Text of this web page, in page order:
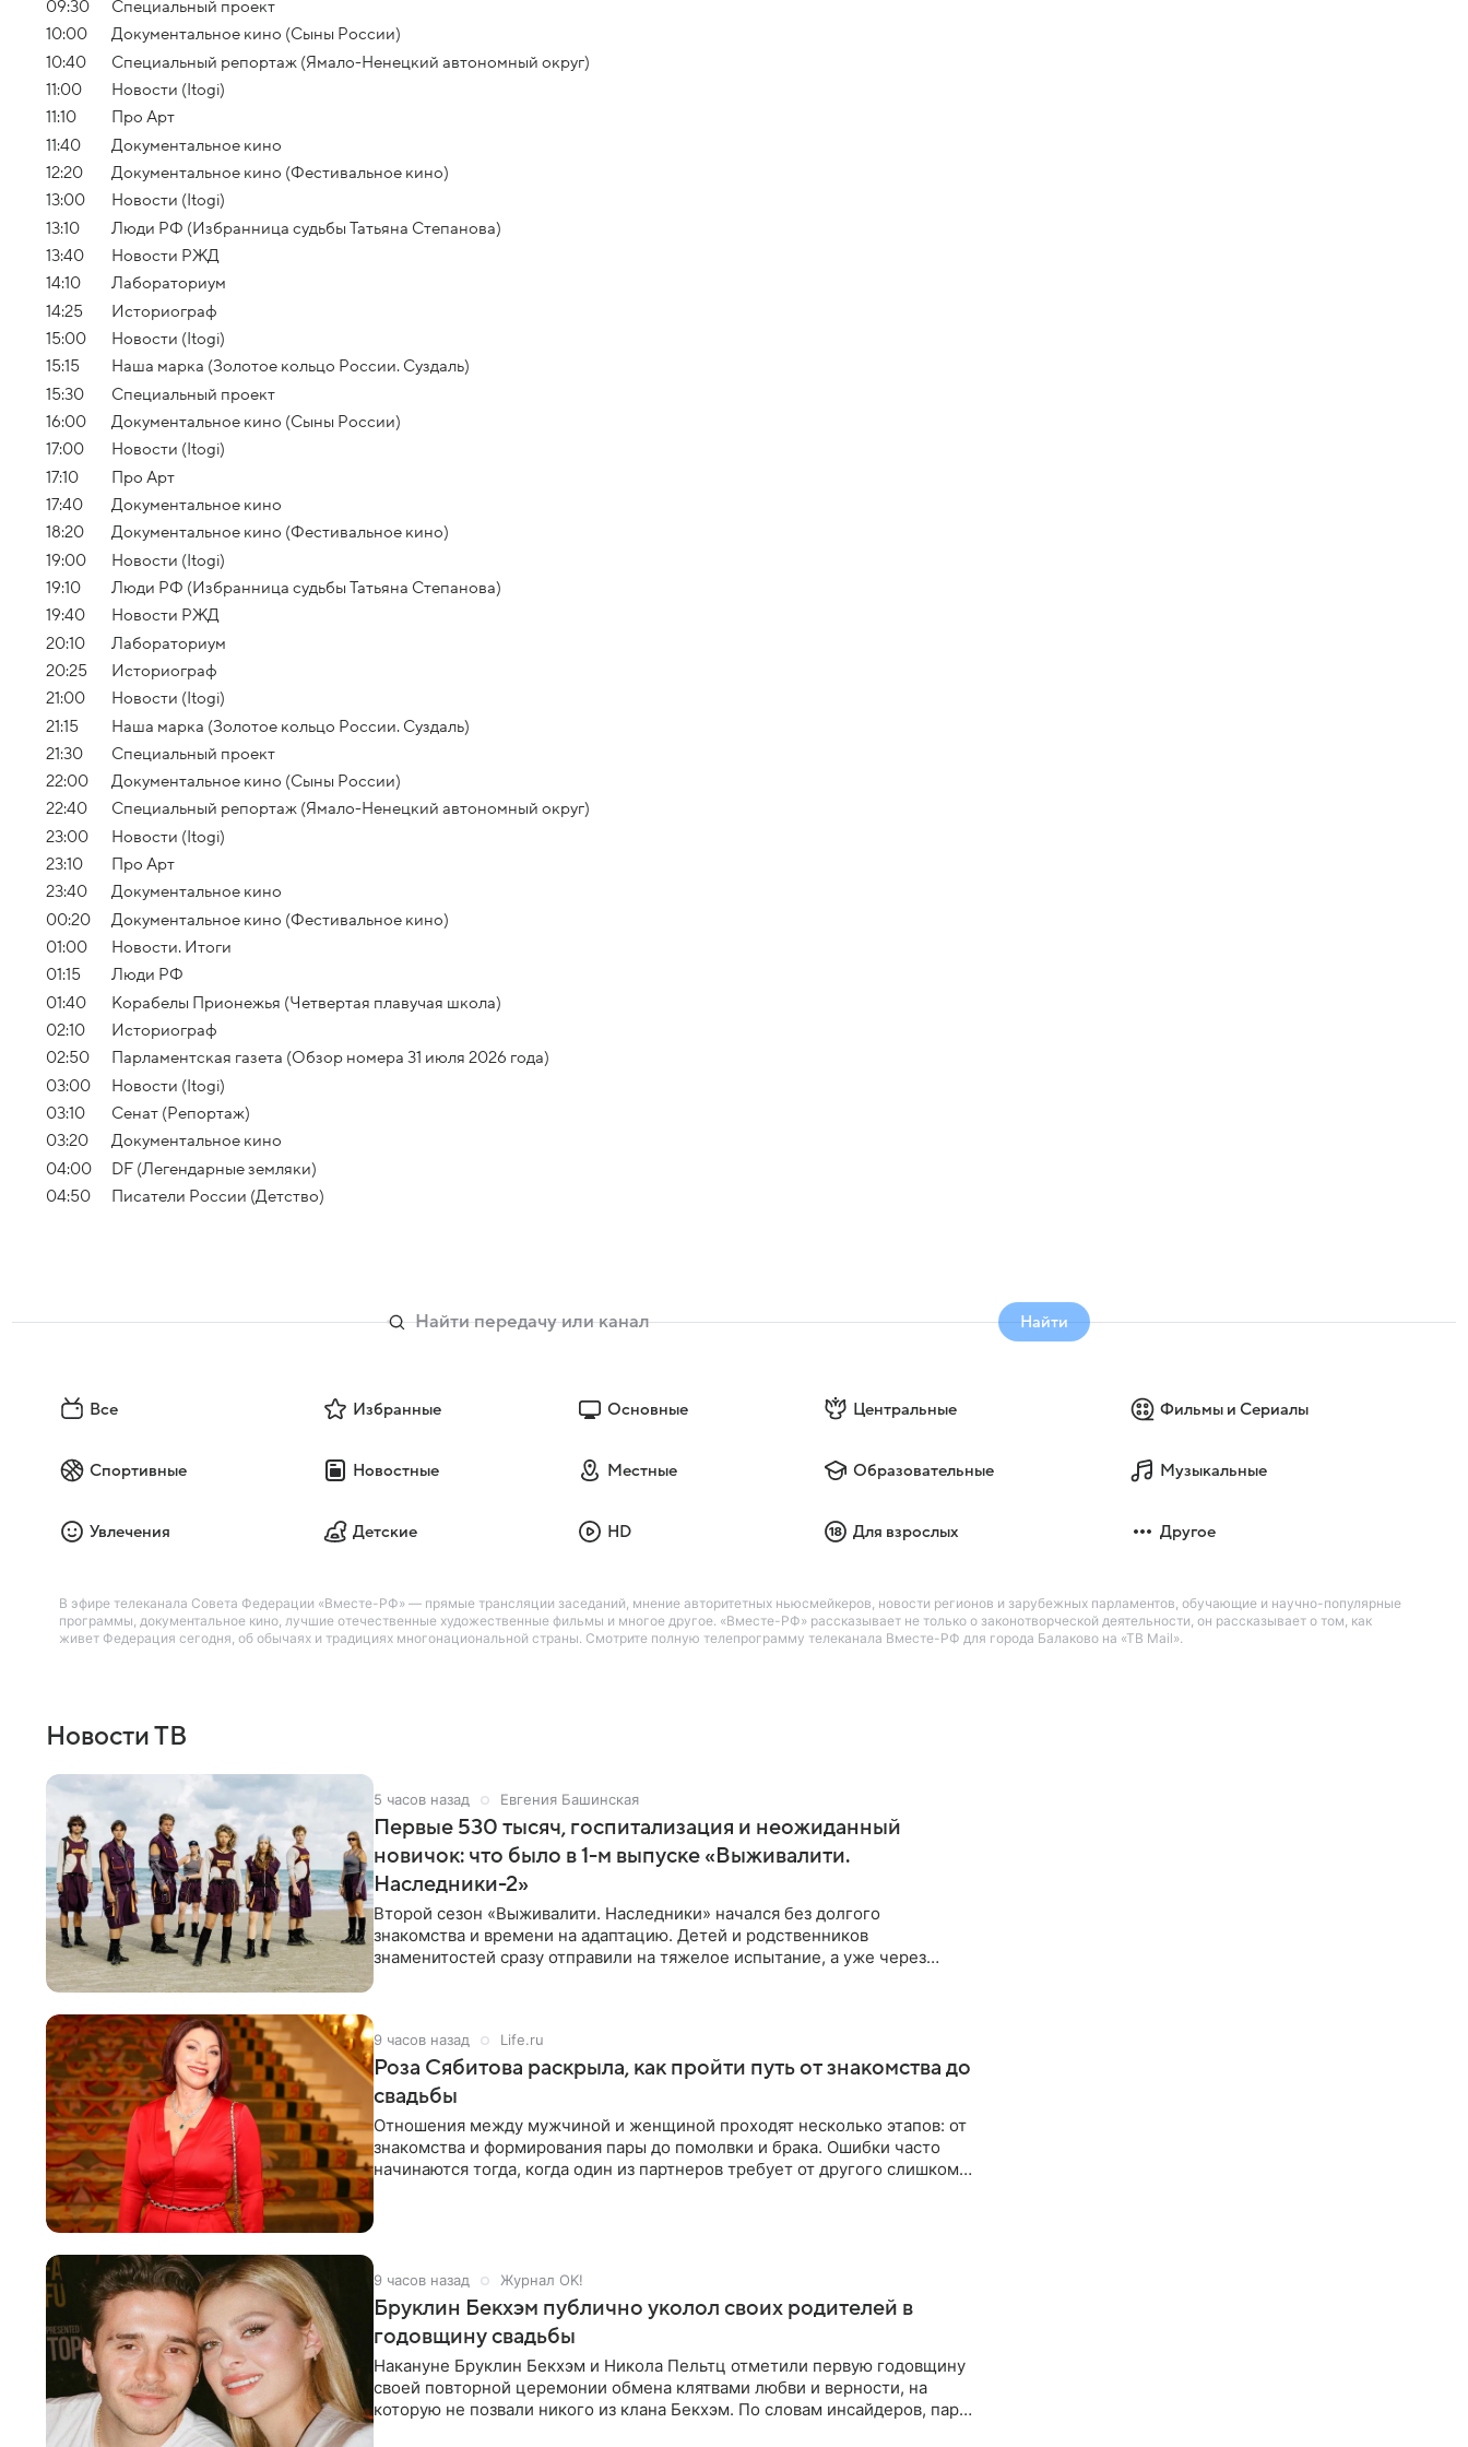
09:30
Специальный проект
10:00
Документальное кино (Сыны России)
10:40
Специальный репортаж (Ямало-Ненецкий автономный округ)
11:00
Новости (Itogi)
11:10
Про Арт
11:40
Документальное кино
12:20
Документальное кино (Фестивальное кино)
13:00
Новости (Itogi)
13:10
Люди РФ (Избранница судьбы Татьяна Степанова)
13:40
Новости РЖД
14:10
Лабораториум
14:25
Историограф
15:00
Новости (Itogi)
15:15
Наша марка (Золотое кольцо России. Суздаль)
15:30
Специальный проект
16:00
Документальное кино (Сыны России)
17:00
Новости (Itogi)
17:10
Про Арт
17:40
Документальное кино
18:20
Документальное кино (Фестивальное кино)
19:00
Новости (Itogi)
19:10
Люди РФ (Избранница судьбы Татьяна Степанова)
19:40
Новости РЖД
20:10
Лабораториум
20:25
Историограф
21:00
Новости (Itogi)
21:15
Наша марка (Золотое кольцо России. Суздаль)
21:30
Специальный проект
22:00
Документальное кино (Сыны России)
22:40
Специальный репортаж (Ямало-Ненецкий автономный округ)
23:00
Новости (Itogi)
23:10
Про Арт
23:40
Документальное кино
00:20
Документальное кино (Фестивальное кино)
01:00
Новости. Итоги
01:15
Люди РФ
01:40
Корабелы Прионежья (Четвертая плавучая школа)
02:10
Историограф
02:50
Парламентская газета (Обзор номера 31 июля 2026 года)
03:00
Новости (Itogi)
03:10
Сенат (Репортаж)
03:20
Документальное кино
04:00
DF (Легендарные земляки)
04:50
Писатели России (Детство)
Найти
Все Избранные Основные Центральные Фильмы и Сериалы
Спортивные Новостные Местные Образовательные Музыкальные
Увлечения Детские HD Для взрослых Другое
В эфире телеканала Совета Федерации «Вместе-РФ» — прямые трансляции заседаний, мнение авторитетных ньюсмейкеров, новости регионов и зарубежных парламентов, обучающие и научно-популярные
программы, документальное кино, лучшие отечественные художественные фильмы и многое другое. «Вместе-РФ» рассказывает не только о законотворческой деятельности, он рассказывает о том, как
живет Федерация сегодня, об обычаях и традициях многонациональной страны. Смотрите полную телепрограмму телеканала Вместе-РФ для города Балаково на «ТВ Mail».
Новости ТВ
5 часов назад Евгения Башинская
Первые 530 тысяч, госпитализация и неожиданный
новичок: что было в 1-м выпуске «Выживалити.
Наследники-2»
Второй сезон «Выживалити. Наследники» начался без долгого
знакомства и времени на адаптацию. Детей и родственников
знаменитостей сразу отправили на тяжелое испытание, а уже через
9 часов назад Life.ru
Роза Сябитова раскрыла, как пройти путь от знакомства до
свадьбы
Отношения между мужчиной и женщиной проходят несколько этапов: от
знакомства и формирования пары до помолвки и брака. Ошибки часто
начинаются тогда, когда один из партнеров требует от другого слишком
9 часов назад Журнал OK!
Бруклин Бекхэм публично уколол своих родителей в
годовщину свадьбы
Накануне Бруклин Бекхэм и Никола Пельтц отметили первую годовщину
своей повторной церемонии обмена клятвами любви и верности, на
которую не позвали никого из клана Бекхэм. По словам инсайдеров, пара